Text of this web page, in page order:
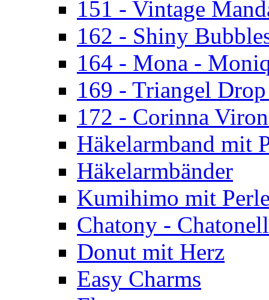
151 - Vintage
162 - Shiny
164 - Mona -
169 - Triangel Drop
172 - Corinna
Häkelarmband mit
Häkelarmbänder
Kumihimo mit
Chatony -
Donut mit Herz
Easy Charms